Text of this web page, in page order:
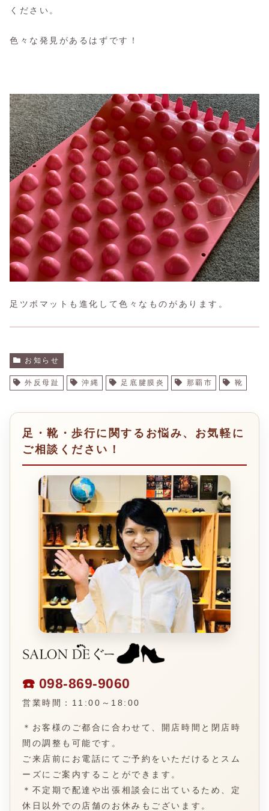
ください。
色々な発見があるはずです！
足ツボマットも進化して色々なものがあります。
お知らせ
外反母趾 沖縄 足底腱膜炎 那覇市 靴
足・靴・歩行に関するお悩み、お気軽に
ご相談ください！
☎️ 098-869-9060
営業時間：11:00～18:00
＊お客様のご都合に合わせて、開店時間と閉店時
間の調整も可能です。
ご来店前にお電話にてご予約をいただけるとスム
ーズにご案内することができます。
＊不定期で配達や出張相談会に出ているため、定
休日以外での店舗のお休みもございます。